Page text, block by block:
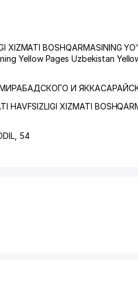
XIZMATI BOSHQARMASINING
Yellow Pages Uzbekistan
И
HAVFSIZLIGI XIZMATI
, 54